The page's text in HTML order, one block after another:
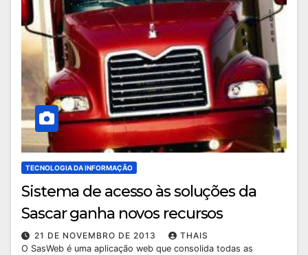
TECNOLOGIA DA INFORMAÇÃO
Sistema de acesso às soluções da
Sascar ganha novos recursos
21 DE NOVEMBRO DE 2013
THAIS
O SasWeb é uma aplicação web que consolida todas as